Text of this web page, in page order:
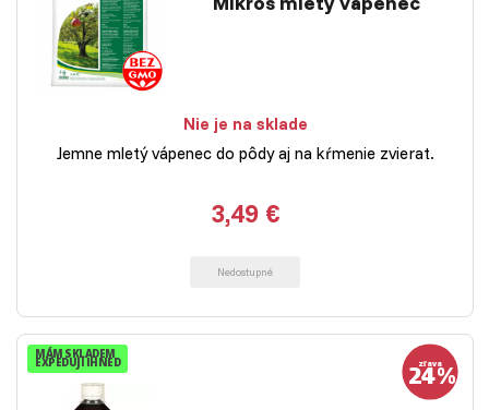
Nie je na sklade
Jemne mletý vápenec do pôdy aj na kŕmenie zvierat.
3,49 €
Nedostupné
MÁM SKLADEM
EXPEDUJI IHNED